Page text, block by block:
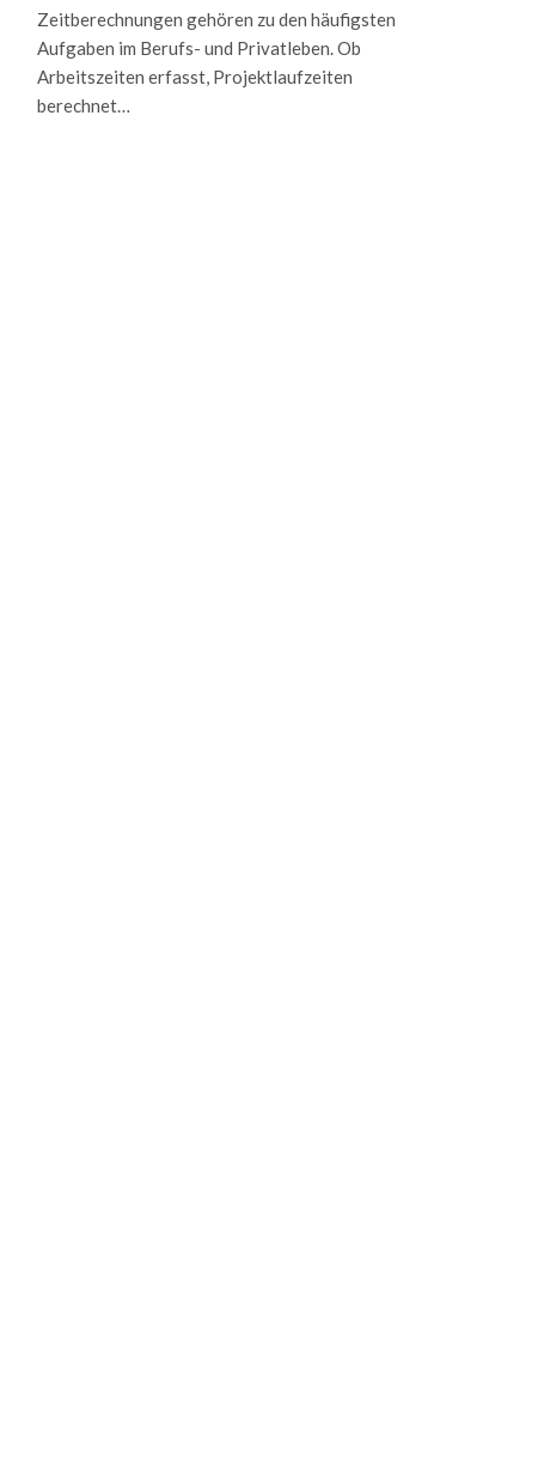
Zeitberechnungen gehören zu den häufigsten
Aufgaben im Berufs- und Privatleben. Ob
Arbeitszeiten erfasst, Projektlaufzeiten
berechnet…